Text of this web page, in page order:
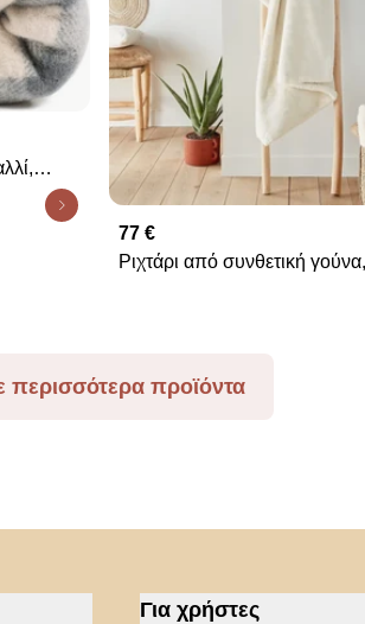
77 €
Ριχτάρι από συνθετική
περισσότερα προϊόντα
Για χρήστες